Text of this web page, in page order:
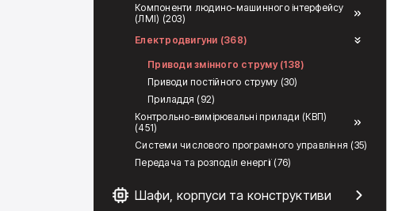
Компоненти людино-машинного інтерфейсу
(ЛМІ) (203)
Електродвигуни (368)
Приводи змінного струму (138)
Приводи постійного струму (30)
Приладдя (92)
Контрольно-вимірювальні прилади (КВП)
(451)
Системи числового програмного управління (35)
Передача та розподіл енергії (76)
Шафи, корпуси та конструктиви